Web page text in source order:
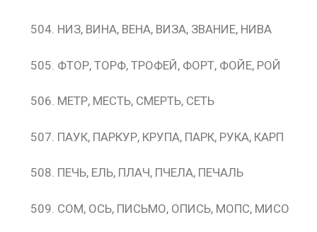
НИЗ, ВИНА, ВЕНА, ВИЗА, ЗВАНИЕ, НИВА
ФТОР, ТОРФ, ТРОФЕЙ, ФОРТ, ФОЙЕ, РОЙ
МЕТР, МЕСТЬ, СМЕРТЬ, СЕТЬ
ПАУК, ПАРКУР, КРУПА, ПАРК, РУКА, КАРП
ПЕЧЬ, ЕЛЬ, ПЛАЧ, ПЧЕЛА, ПЕЧАЛЬ
СОМ, ОСЬ, ПИСЬМО, ОПИСЬ, МОПС, МИСО